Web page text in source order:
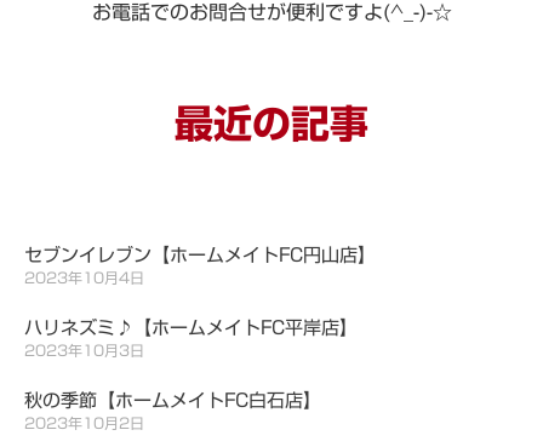
お電話でのお問合せが便利ですよ(^_-)-☆
最近の記事
セブンイレブン【ホームメイトFC円山店】
2023年10月4日
ハリネズミ♪【ホームメイトFC平岸店】
2023年10月3日
秋の季節【ホームメイトFC白石店】
2023年10月2日